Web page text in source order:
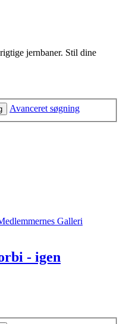
jernbaner. Stil dine
Avanceret søgning
Galleri
- igen